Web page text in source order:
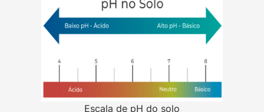
Escala de pH do solo